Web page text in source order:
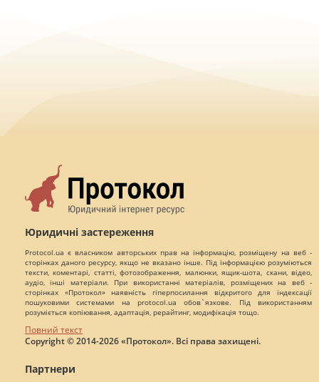
Юридичні застереження
Protocol.ua є власником авторських прав на інформацію, розміщену на веб -
сторінках даного ресурсу, якщо не вказано інше. Під інформацією розуміються
тексти, коментарі, статті, фотозображення, малюнки, ящик-шота, скани, відео,
аудіо, інші матеріали. При використанні матеріалів, розміщених на веб -
сторінках «Протокол» наявність гіперпосилання відкритого для індексації
пошуковими системами на protocol.ua обов`язкове. Під використанням
розуміється копіювання, адаптація, рерайтинг, модифікація тощо.
Повний текст
Copyright © 2014-2026 «Протокол». Всі права захищені.
Партнери